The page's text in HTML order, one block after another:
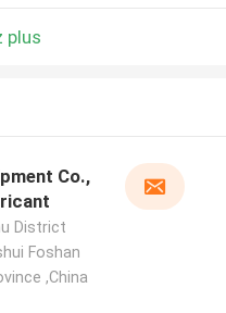
plus
Co.,
District
Foshan
,China